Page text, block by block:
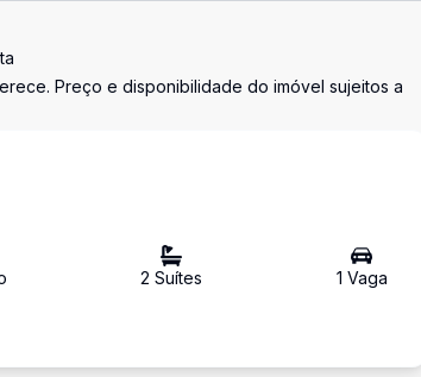
Preço e disponibilidade do imóvel sujeitos a
2 Suítes 1 Vaga